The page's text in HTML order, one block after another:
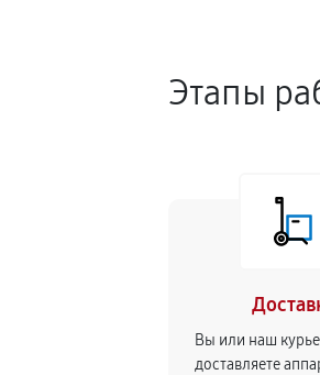
Этапы
Вы или наш
доставляете